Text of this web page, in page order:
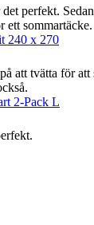
perfekt.
ett
240 x 270
att tvätta för att
2-Pack L